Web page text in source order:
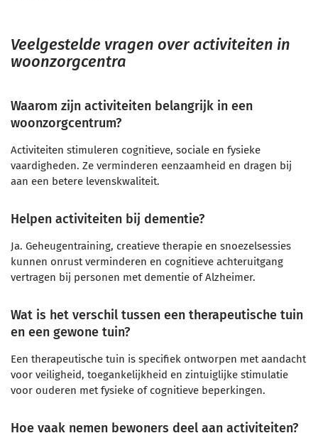
Veelgestelde vragen over activiteiten in
woonzorgcentra
Waarom zijn activiteiten belangrijk in een
woonzorgcentrum?
Activiteiten stimuleren cognitieve, sociale en fysieke
vaardigheden. Ze verminderen eenzaamheid en dragen bij
aan een betere levenskwaliteit.
Helpen activiteiten bij dementie?
Ja. Geheugentraining, creatieve therapie en snoezelsessies
kunnen onrust verminderen en cognitieve achteruitgang
vertragen bij personen met dementie of Alzheimer.
Wat is het verschil tussen een therapeutische tuin
en een gewone tuin?
Een therapeutische tuin is specifiek ontworpen met aandacht
voor veiligheid, toegankelijkheid en zintuiglijke stimulatie
voor ouderen met fysieke of cognitieve beperkingen.
Hoe vaak nemen bewoners deel aan activiteiten?